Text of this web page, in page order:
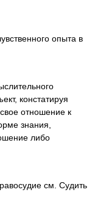
опыта в
констатируя
отношение к
знания,
либо
см. Судить